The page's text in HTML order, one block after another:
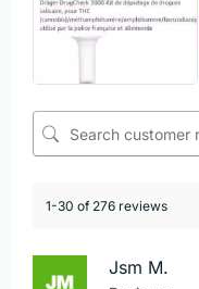
1-30 of 276 reviews
Jsm M.